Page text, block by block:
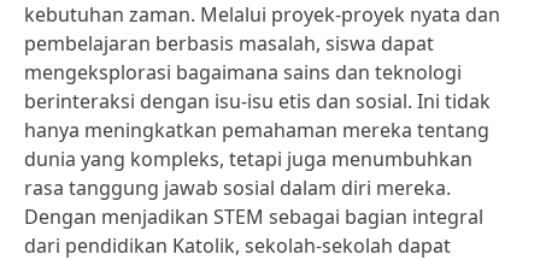
kebutuhan zaman. Melalui proyek-proyek nyata dan
pembelajaran berbasis masalah, siswa dapat
mengeksplorasi bagaimana sains dan teknologi
berinteraksi dengan isu-isu etis dan sosial. Ini tidak
hanya meningkatkan pemahaman mereka tentang
dunia yang kompleks, tetapi juga menumbuhkan
rasa tanggung jawab sosial dalam diri mereka.
Dengan menjadikan STEM sebagai bagian integral
dari pendidikan Katolik, sekolah-sekolah dapat